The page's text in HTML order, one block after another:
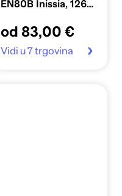
EN80B Inissia, 1260
crni
od 83,00 €
Vidi u 7 trgovina